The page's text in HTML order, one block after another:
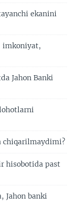
ekanini
imkoniyat,
Jahon Banki
chiqarilmaydimi?
hisobotida past
Jahon banki